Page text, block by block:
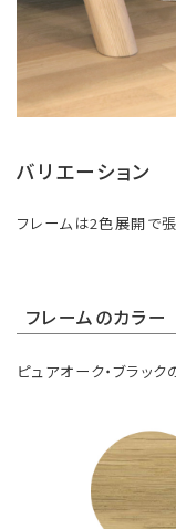
バリエーション
フレームは2色展開で
フレームのカラー
ピュアオーク・ブラッ